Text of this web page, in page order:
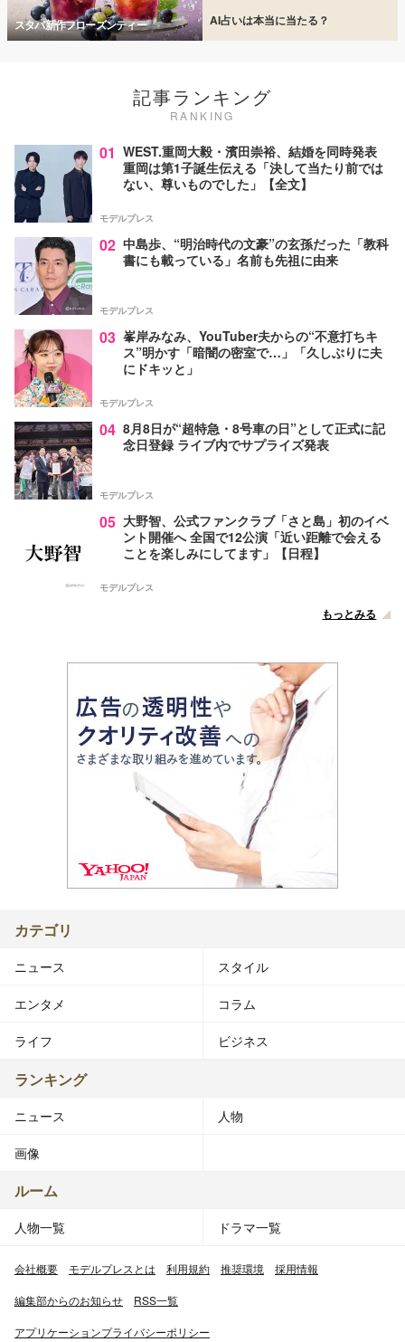
スタバ新作フローズンティー AI占いは本当に当たる？
記事ランキング
RANKING
01 WEST.重岡大毅・濱田崇裕、結婚を同時発表
重岡は第1子誕生伝える「決して当たり前では
ない、尊いものでした」【全文】
モデルプレス
02 中島歩、“明治時代の文豪”の玄孫だった「教科
書にも載っている」名前も先祖に由来
モデルプレス
03 峯岸みなみ、YouTuber夫からの“不意打ちキ
ス”明かす「暗闇の密室で…」「久しぶりに夫
にドキッと」
モデルプレス
04 8月8日が“超特急・8号車の日”として正式に記
念日登録 ライブ内でサプライズ発表
モデルプレス
05 大野智、公式ファンクラブ「さと島」初のイベ
ント開催へ 全国で12公演「近い距離で会える
ことを楽しみにしてます」【日程】
モデルプレス
もっとみる
カテゴリ
ニュース スタイル
エンタメ コラム
ライフ ビジネス
ランキング
ニュース 人物
画像
ルーム
人物一覧 ドラマ一覧
会社概要 モデルプレスとは 利用規約 推奨環境 採用情報
編集部からのお知らせ RSS一覧
アプリケーションプライバシーポリシー